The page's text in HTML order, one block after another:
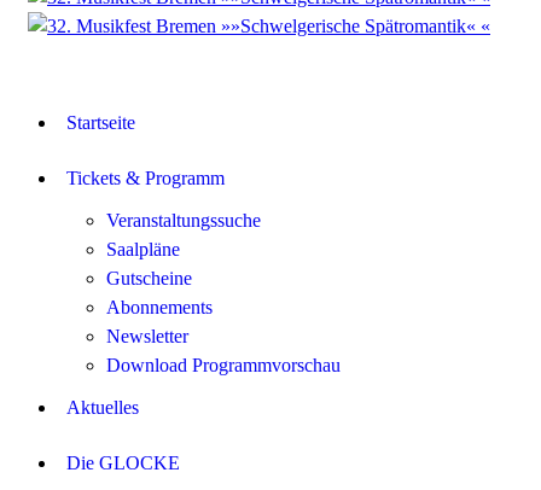
Startseite
Tickets & Programm
Veranstaltungssuche
Saalpläne
Gutscheine
Abonnements
Newsletter
Download Programmvorschau
Aktuelles
Die GLOCKE